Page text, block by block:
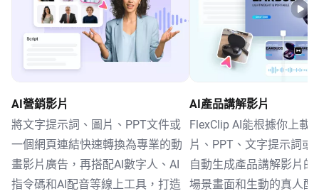
AI營銷影片
將文字提示詞、圖片、PPT文件或
一個網頁連結快速轉換為專業的動
畫影片廣告，再搭配AI數字人、AI
指令碼和AI配音等線上工具，打造
AI產品講解影片
FlexClip AI能根據你上載
片、PPT、文字提示詞或
自動生成產品講解影片的
場景畫面和生動的真人配